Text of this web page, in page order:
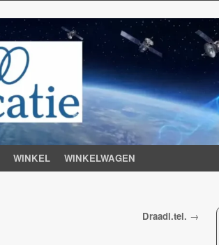
WINKEL WINKELWAGEN
Draadl.tel. →